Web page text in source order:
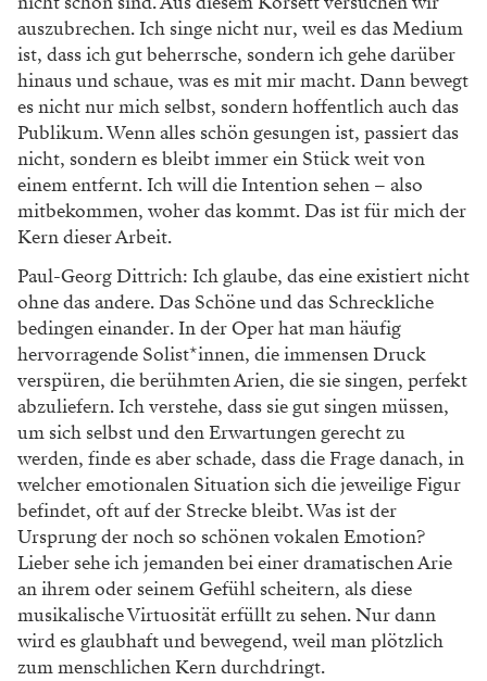
auszubrechen. Ich singe nicht nur, weil es das Medium
ist, dass ich gut beherrsche, sondern ich gehe darüber
hinaus und schaue, was es mit mir macht. Dann bewegt
es nicht nur mich selbst, sondern hoffentlich auch das
Publikum. Wenn alles schön gesungen ist, passiert das
nicht, sondern es bleibt immer ein Stück weit von
einem entfernt. Ich will die Intention sehen – also
mitbekommen, woher das kommt. Das ist für mich der
Kern dieser Arbeit.
Paul-Georg Dittrich: Ich glaube, das eine existiert nicht
ohne das andere. Das Schöne und das Schreckliche
bedingen einander. In der Oper hat man häufig
hervorragende Solist*innen, die immensen Druck
verspüren, die berühmten Arien, die sie singen, perfekt
abzuliefern. Ich verstehe, dass sie gut singen müssen,
um sich selbst und den Erwartungen gerecht zu
werden, finde es aber schade, dass die Frage danach, in
welcher emotionalen Situation sich die jeweilige Figur
befindet, oft auf der Strecke bleibt. Was ist der
Ursprung der noch so schönen vokalen Emotion?
Lieber sehe ich jemanden bei einer dramatischen Arie
an ihrem oder seinem Gefühl scheitern, als diese
musikalische Virtuosität erfüllt zu sehen. Nur dann
wird es glaubhaft und bewegend, weil man plötzlich
zum menschlichen Kern durchdringt.